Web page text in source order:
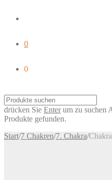
0
0
drücken Sie Enterum zu suchen
Produkte gefunden.
Start/7 Chakren/7. Chakra/